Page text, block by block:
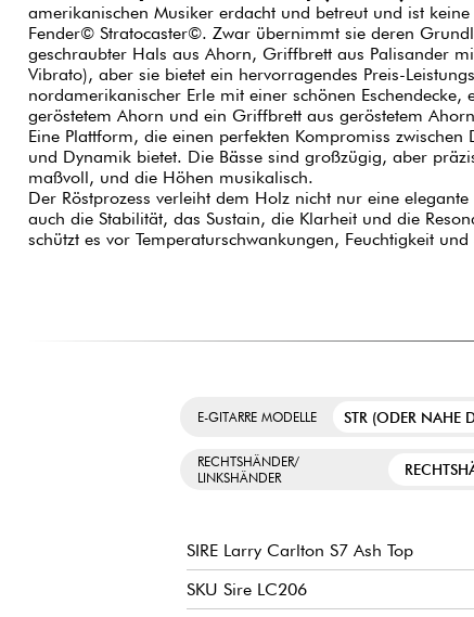
amerikanischen Musiker erdacht und betreut und ist
Fender© Stratocaster©. Zwar übernimmt sie deren
geschraubter Hals aus Ahorn, Griffbrett aus Palisander
Vibrato), aber sie bietet ein hervorragendes Preis-
nordamerikanischer Erle mit einer schönen Eschendecke,
geröstetem Ahorn und ein Griffbrett aus geröstetem
Eine Plattform, die einen perfekten Kompromiss zwischen
und Dynamik bietet. Die Bässe sind großzügig, aber
maßvoll, und die Höhen musikalisch.
Der Röstprozess verleiht dem Holz nicht nur eine
auch die Stabilität, das Sustain, die Klarheit und die
schützt es vor Temperaturschwankungen, Feuchtigkeit
E-GITARRE MODELLE STR (ODER NAHE
RECHTSHÄNDER/
LINKSHÄNDER
SIRE Larry Carlton S7 Ash Top
SKU Sire LC206